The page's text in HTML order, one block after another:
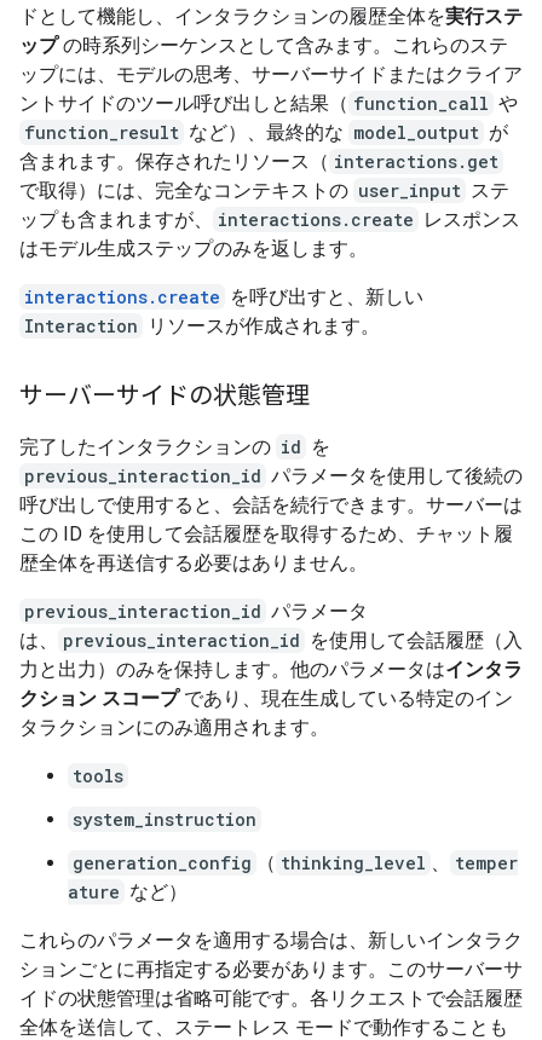
ドとして機能し、インタラクションの履歴全体を実行ステ
ップの時系列シーケンスとして含みます。これらのステ
ップには、モデルの思考、サーバーサイドまたはクライア
ントサイドのツール呼び出しと結果（ function_call や
function_result など）、最終的な model_output が
含まれます。保存されたリソース（ interactions.get
で取得）には、完全なコンテキストの user_input ステ
ップも含まれますが、
interactions.create レスポンス
はモデル生成ステップのみを返します。
interactions.create を呼び出すと、新しい
Interaction
リソースが作成されます。
サーバーサイドの状態管理
完了したインタラクションの id を
previous_interaction_id パラメータを使用して後続の
呼び出しで使用すると、会話を続行できます。サーバーは
この ID を使用して会話履歴を取得するため、チャット履
歴全体を再送信する必要はありません。
previous_interaction_id パラメータ
は、
previous_interaction_id を使用して会話履歴（入
力と出力）のみを保持します。他のパラメータはインタラ
クション スコープであり、現在生成している特定のイン
タラクションにのみ適用されます。
tools
system_instruction
generation_config
（ thinking_level 、
temper
ature など）
これらのパラメータを適用する場合は、新しいインタラク
ションごとに再指定する必要があります。このサーバーサ
イドの状態管理は省略可能です。各リクエストで会話履歴
全体を送信して、ステートレス モードで動作することも